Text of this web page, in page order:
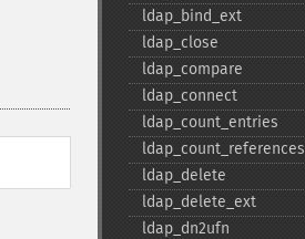
ldap_​bind_​ext
ldap_​close
ldap_​compare
ldap_​connect
ldap_​count_​entries
ldap_​count_​references
ldap_​delete
ldap_​delete_​ext
ldap_​dn2ufn